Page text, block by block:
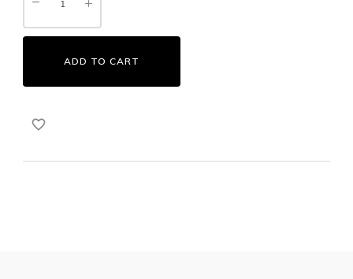
ADD TO CART
favorite_border